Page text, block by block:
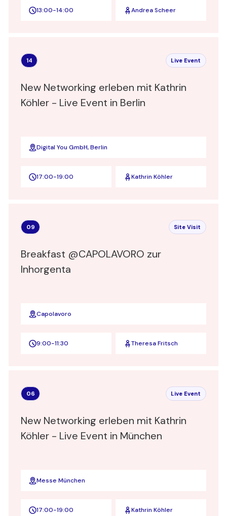
13:00-14:00 Andrea Scheer
14 Live Event
New Networking erleben mit Kathrin
Köhler - Live Event in Berlin
Digital You GmbH, Berlin
17:00-19:00 Kathrin Köhler
09 Site Visit
Breakfast @CAPOLAVORO zur
Inhorgenta
Capolavoro
9:00-11:30 Theresa Fritsch
06 Live Event
New Networking erleben mit Kathrin
Köhler - Live Event in München
Messe München
17:00-19:00 Kathrin Köhler